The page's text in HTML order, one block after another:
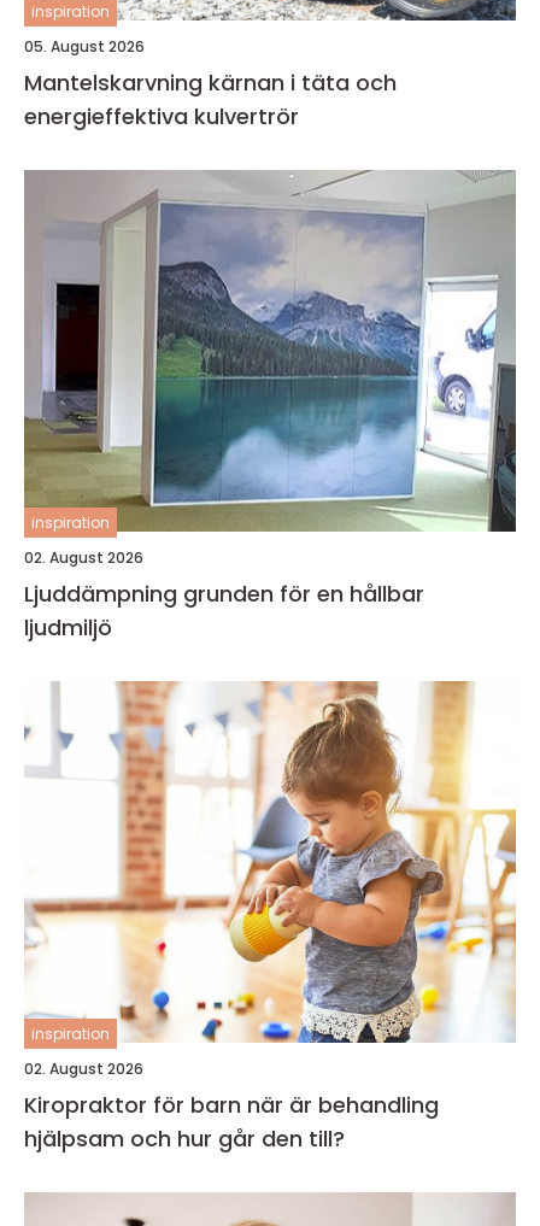
inspiration
05. August 2026
Mantelskarvning kärnan i täta och
energieffektiva kulvertrör
inspiration
02. August 2026
Ljuddämpning grunden för en hållbar
ljudmiljö
inspiration
02. August 2026
Kiropraktor för barn när är behandling
hjälpsam och hur går den till?